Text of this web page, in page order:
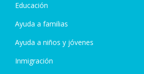
Educación
Ayuda a familias
Ayuda a niños y jóvenes
Inmigración